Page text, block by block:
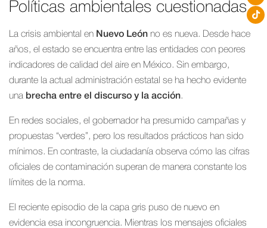
Políticas ambientales cuestionadas
La crisis ambiental en Nuevo León no es nueva. Desde hace
años, el estado se encuentra entre las entidades con peores
indicadores de calidad del aire en México. Sin embargo,
durante la actual administración estatal se ha hecho evidente
una brecha entre el discurso y la acción.
En redes sociales, el gobernador ha presumido campañas y
propuestas “verdes”, pero los resultados prácticos han sido
mínimos. En contraste, la ciudadanía observa cómo las cifras
oficiales de contaminación superan de manera constante los
límites de la norma.
El reciente episodio de la capa gris puso de nuevo en
evidencia esa incongruencia. Mientras los mensajes oficiales